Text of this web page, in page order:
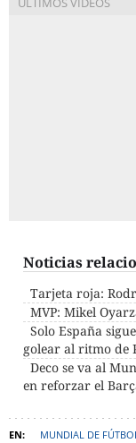
Noticias
Tarjeta roja:
MVP: Mikel
Solo España
golear al ritmo de
Deco se va al
en reforzar el
MUNDIAL DE